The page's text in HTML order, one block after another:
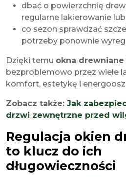
dbać o powierzchnię
regularne lakierowanie
co sezon sprawdzać
potrzeby ponownie
Dzięki temu okna drewniane
bezproblemowo przez wiele
komfort, estetykę i
Zobacz także: Jak
drzwi zewnętrzne przed
Regulacja okien
to klucz do ich
długowieczności